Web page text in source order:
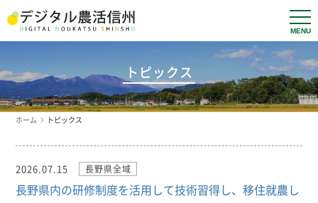
t
o
l
e
n
a
v
トピックス
ホーム トピックス
2026.07.15 長野県全域
長野県内の研修制度を活用して技術習得し、移住就農し